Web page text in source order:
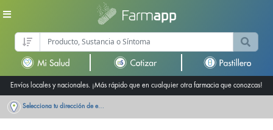
Envíos locales y nacionales. ¡Más rápido que en cualquier otra farmacia que conozcas!
Selecciona tu dirección de entrega